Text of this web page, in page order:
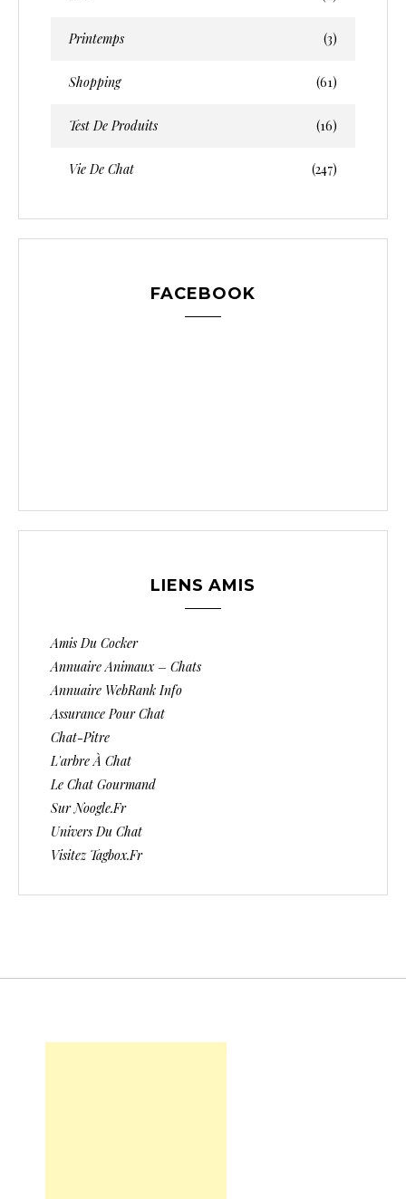
Printemps (3)
Shopping (61)
Test De Produits (16)
Vie De Chat (247)
FACEBOOK
LIENS AMIS
Amis Du Cocker
Annuaire Animaux – Chats
Annuaire WebRank Info
Assurance Pour Chat
Chat-Pitre
L'arbre À Chat
Le Chat Gourmand
Sur Noogle.fr
Univers Du Chat
Visitez Tagbox.fr